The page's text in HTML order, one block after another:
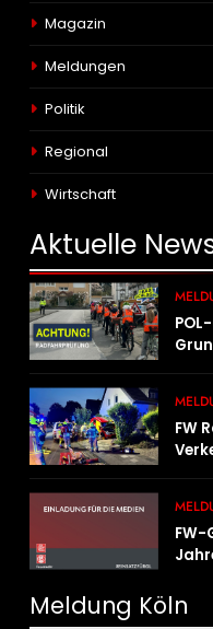
Magazin
Meldungen
Politik
Regional
Wirtschaft
Aktuelle
FW
FW-
Meldung Köln